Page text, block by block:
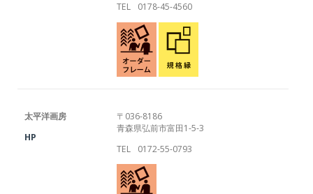
TEL
0178-45-4560
太平洋画房
HP
〒036-8186
青森県弘前市富田1-5-3
TEL
0172-55-0793